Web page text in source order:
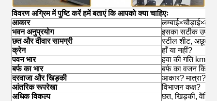
विवरण अग्रिम में पुष्टि करें हमें बताएं कि आपको क्या चाहिएः
आकार लम्बाई×चौड़ाई×
भवन अनुप्रयोग
इसका सटीक
छत और दीवार सामग्री
स्टील शीट, अछूता
क्रेन
हाँ या नहीं?
पवन भार
हवा की गति km/h
बर्फ का भार
बर्फ का वजन
दरवाजा और खिड़की
आकार? मात्रा?
आंतरिक रूपरेखा
विभाजन कक्ष?
अधिक विकल्प
छत, खिड़की,